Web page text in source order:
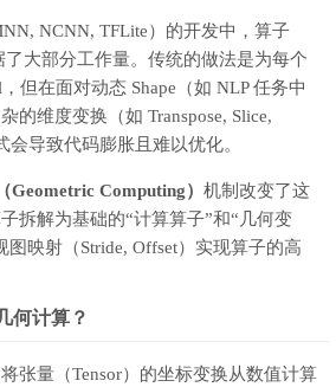
NCNN, TFLite）的开发中，算子
了大部分工作量。传统的做法是为每个
但在面对动态 Shape（如 NLP 任务中
的维度变换（如 Transpose, Slice,
会导致代码膨胀且难以优化。
Geometric Computing） 机制改变了这
拆解为基础的“计算算子”和“几何变
图映射（Stride, Offset）实现算子的高
何计算？
张量（Tensor）的坐标变换从数值计算